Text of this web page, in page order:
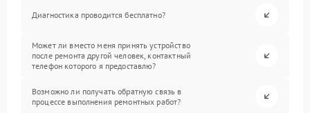
Диагностика проводится бесплатно?
Может ли вместо меня принять устройство
после ремонта другой человек, контактный
телефон которого я предоставлю?
Возможно ли получать обратную связь в
процессе выполнения ремонтных работ?